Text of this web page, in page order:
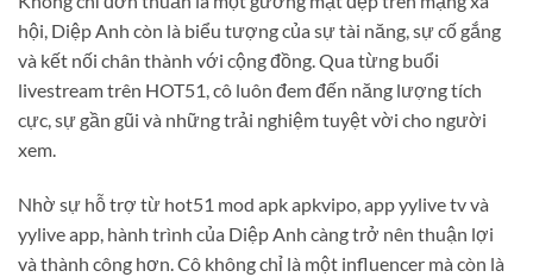
hội, Diệp Anh còn là biểu tượng của sự tài năng, sự cố gắng
và kết nối chân thành với cộng đồng. Qua từng buổi
livestream trên HOT51, cô luôn đem đến năng lượng tích
cực, sự gần gũi và những trải nghiệm tuyệt vời cho người
xem.
Nhờ sự hỗ trợ từ hot51 mod apk apkvipo, app yylive tv và
yylive app, hành trình của Diệp Anh càng trở nên thuận lợi
và thành công hơn. Cô không chỉ là một influencer mà còn là